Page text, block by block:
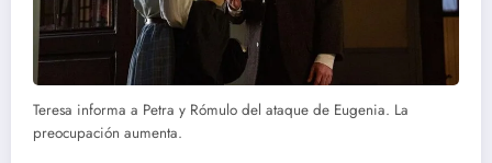
Teresa informa a Petra y Rómulo del ataque de Eugenia. La
preocupación aumenta.